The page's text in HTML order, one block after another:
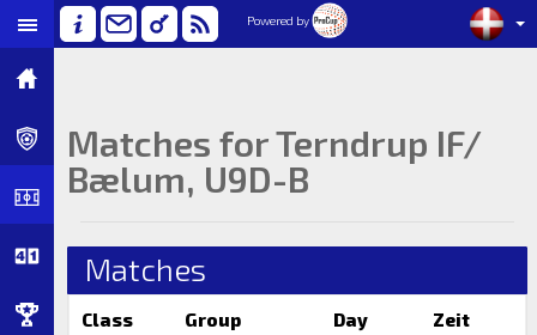
Powered by
Matches for Terndrup IF/
Bælum, U9D-B
Matches
Class Group Day Zeit